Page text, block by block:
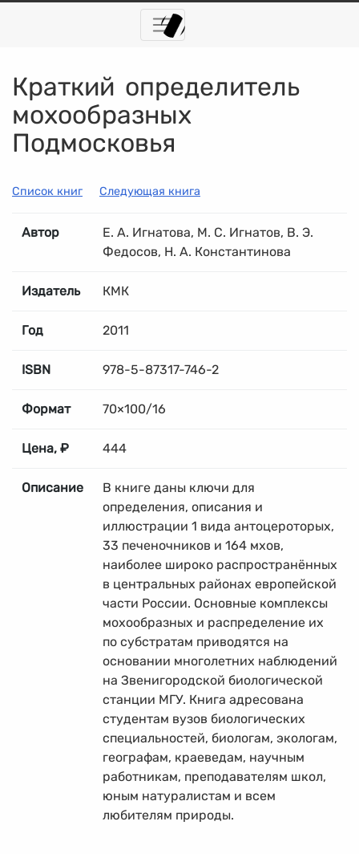
Краткий определитель
мохообразных
Подмосковья
Список книг Следующая книга
Автор
Е. А. Игнатова, М. С. Игнатов, В. Э.
Федосов, Н. А. Константинова
Издатель КМК
Год 2011
ISBN 978-5-87317-746-2
Формат 70×100/16
Цена, ₽ 444
Описание
В книге даны ключи для
определения, описания и
иллюстрации 1 вида антоцероторых,
33 печеночников и 164 мхов,
наиболее широко распространённых
в центральных районах европейской
части России. Основные комплексы
мохообразных и распределение их
по субстратам приводятся на
основании многолетних наблюдений
на Звенигородской биологической
станции МГУ. Книга адресована
студентам вузов биологических
специальностей, биологам, экологам,
географам, краеведам, научным
работникам, преподавателям школ,
юным натуралистам и всем
любителям природы.